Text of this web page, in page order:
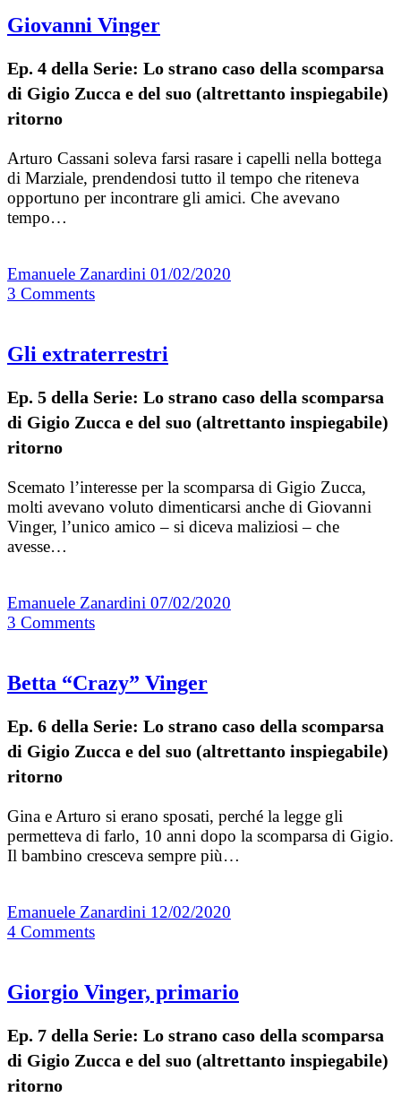
Giovanni Vinger
Ep. 4 della Serie: Lo strano caso della scomparsa
di Gigio Zucca e del suo (altrettanto inspiegabile)
ritorno
Arturo Cassani soleva farsi rasare i capelli nella bottega
di Marziale, prendendosi tutto il tempo che riteneva
opportuno per incontrare gli amici. Che avevano
tempo…
Emanuele Zanardini 01/02/2020
3 Comments
Gli extraterrestri
Ep. 5 della Serie: Lo strano caso della scomparsa
di Gigio Zucca e del suo (altrettanto inspiegabile)
ritorno
Scemato l’interesse per la scomparsa di Gigio Zucca,
molti avevano voluto dimenticarsi anche di Giovanni
Vinger, l’unico amico – si diceva maliziosi – che
avesse…
Emanuele Zanardini 07/02/2020
3 Comments
Betta “Crazy” Vinger
Ep. 6 della Serie: Lo strano caso della scomparsa
di Gigio Zucca e del suo (altrettanto inspiegabile)
ritorno
Gina e Arturo si erano sposati, perché la legge gli
permetteva di farlo, 10 anni dopo la scomparsa di Gigio.
Il bambino cresceva sempre più…
Emanuele Zanardini 12/02/2020
4 Comments
Giorgio Vinger, primario
Ep. 7 della Serie: Lo strano caso della scomparsa
di Gigio Zucca e del suo (altrettanto inspiegabile)
ritorno